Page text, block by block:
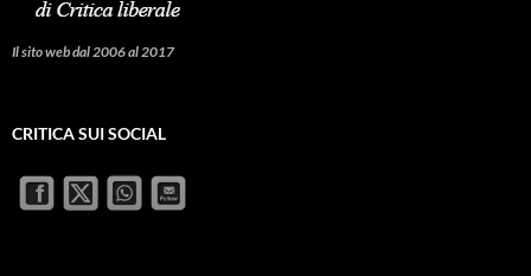
Il sito web dal 2006 al 2017
CRITICA SUI SOCIAL